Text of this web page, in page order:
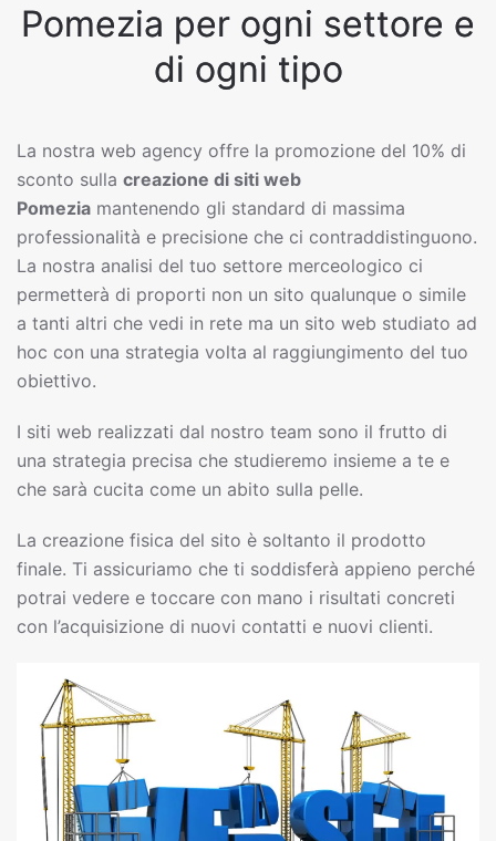
Pomezia per ogni settore e
di ogni tipo
La nostra web agency offre la promozione del 10% di
sconto sulla creazione di siti web
Pomezia mantenendo gli standard di massima
professionalità e precisione che ci contraddistinguono.
La nostra analisi del tuo settore merceologico ci
permetterà di proporti non un sito qualunque o simile
a tanti altri che vedi in rete ma un sito web studiato ad
hoc con una strategia volta al raggiungimento del tuo
obiettivo.
I siti web realizzati dal nostro team sono il frutto di
una strategia precisa che studieremo insieme a te e
che sarà cucita come un abito sulla pelle.
La creazione fisica del sito è soltanto il prodotto
finale. Ti assicuriamo che ti soddisferà appieno perché
potrai vedere e toccare con mano i risultati concreti
con l’acquisizione di nuovi contatti e nuovi clienti.